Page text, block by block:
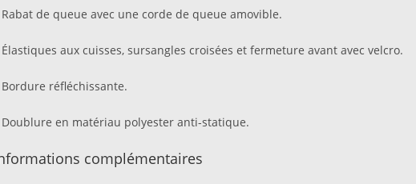
Rabat de queue avec une corde de queue amovible.
Élastiques aux cuisses, sursangles croisées et fermeture avant avec velcro.
Bordure réfléchissante.
Doublure en matériau polyester anti-statique.
complémentaires